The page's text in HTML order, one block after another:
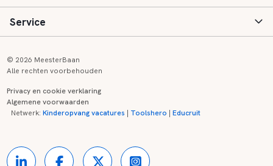
Voortgezet onderwijs
Kinderopvang
Vacatures
Zij-instroom informatie
Inloggen
Registreren
Service
Onderwijs links
© 2026 MeesterBaan
Alle rechten voorbehouden
Privacy en cookie verklaring
Algemene voorwaarden
Netwerk:Kinderopvang vacatures | Toolshero |Educruit